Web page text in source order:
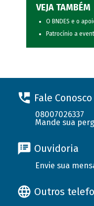
VEJA TAMBÉM
O BNDES e o
Patrocínio a
Fale Conosco
08007026337
Mande sua
Ouvidoria
Envie sua
Outros